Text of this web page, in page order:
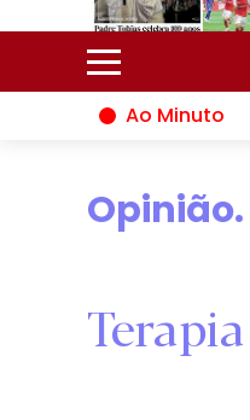
Ao Minuto
e à inovação do mundo da
Opinião.